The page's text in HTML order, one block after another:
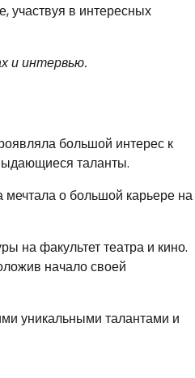
участвуя в интересных
и интервью.
большой интерес к
таланты.
мечтала о большой карьере на
на факультет театра и кино.
начало своей
уникальными талантами и